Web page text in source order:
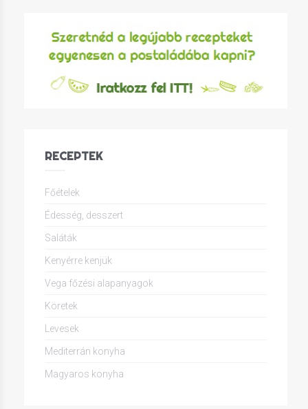
RECEPTEK
Főételek
Édesség, desszert
Saláták
Kenyérre kenjük
Vega főzési alapanyagok
Köretek
Levesek
Mediterrán konyha
Magyaros konyha